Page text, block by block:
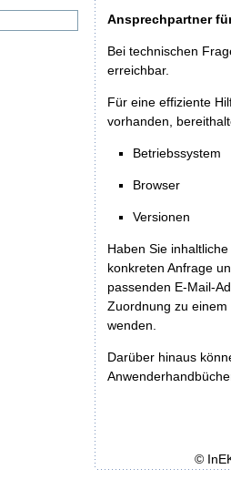
Ansprechpartner
Bei technischen
erreichbar.
Für eine effiziente
vorhanden,
Betriebssystem
Browser
Versionen
Haben Sie
konkreten Anfrage
passenden E-Mail-
Zuordnung zu
wenden.
Darüber hinaus
©